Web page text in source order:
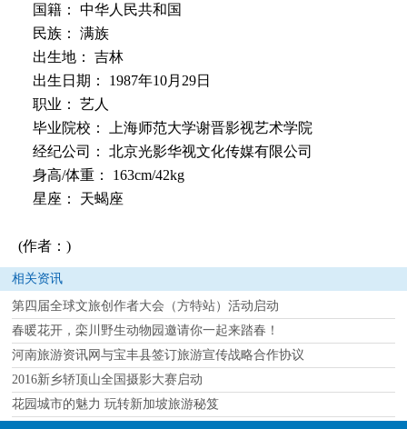
国籍： 中华人民共和国
民族： 满族
出生地： 吉林
出生日期： 1987年10月29日
职业： 艺人
毕业院校： 上海师范大学谢晋影视艺术学院
经纪公司： 北京光影华视文化传媒有限公司
身高/体重： 163cm/42kg
星座： 天蝎座
(作者：)
相关资讯
第四届全球文旅创作者大会（方特站）活动启动
春暖花开，栾川野生动物园邀请你一起来踏春！
河南旅游资讯网与宝丰县签订旅游宣传战略合作协议
2016新乡轿顶山全国摄影大赛启动
花园城市的魅力 玩转新加坡旅游秘笈